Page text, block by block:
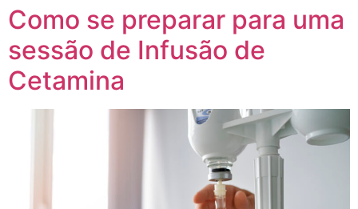
Como se preparar para uma
sessão de Infusão de
Cetamina